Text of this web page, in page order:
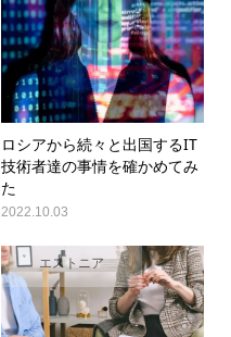
ロシアから続々と出国するIT
技術者達の事情を確かめてみ
た
2022.10.03
エストニア